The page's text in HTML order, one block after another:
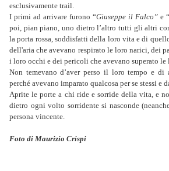
esclusivamente trail.
I primi ad arrivare furono “Giuseppe il Falco” e “
poi, pian piano, uno dietro l’altro tutti gli altri
la porta rossa, soddisfatti della loro vita e di
dell'aria che avevano respirato le loro narici, dei
i loro occhi e dei pericoli che avevano superato le
Non temevano d’aver perso il loro tempo e di
perché avevano imparato qualcosa per se stessi e
Aprite le porte a chi ride e sorride della vita, e
dietro ogni volto sorridente si nasconde
persona vincente.
Foto di Maurizio Crispi